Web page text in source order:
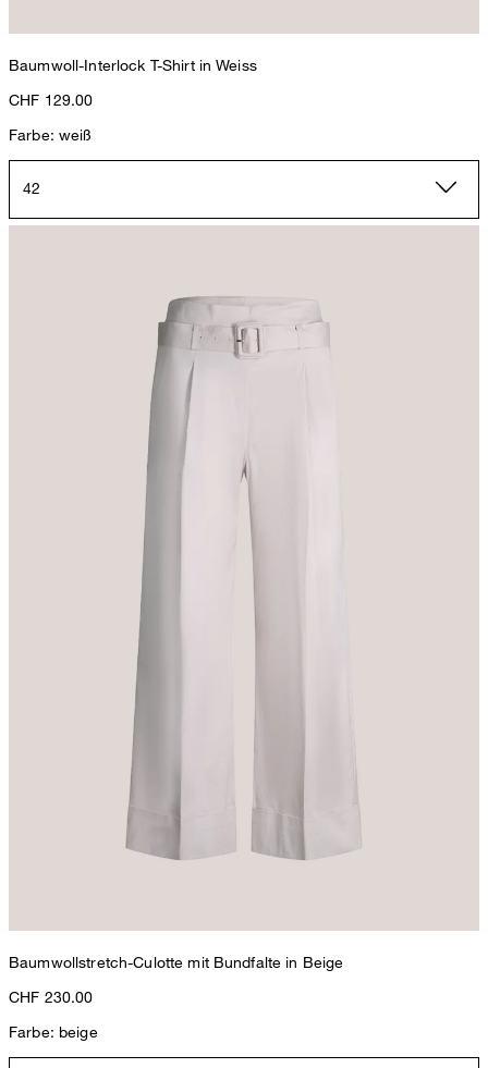
Baumwoll-Interlock T-Shirt in Weiss
CHF 129.00
Farbe: weiß
42
Baumwollstretch-Culotte mit Bundfalte in Beige
CHF 230.00
Farbe: beige